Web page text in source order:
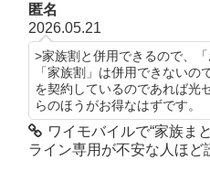
匿名
2026.05.21
>家族割と併用できるので、
「家族割」は併用できないの
を契約しているのであれば光
らのほうがお得なはずです。
ワイモバイルで“家族ま
ライン専用が不安な人ほど